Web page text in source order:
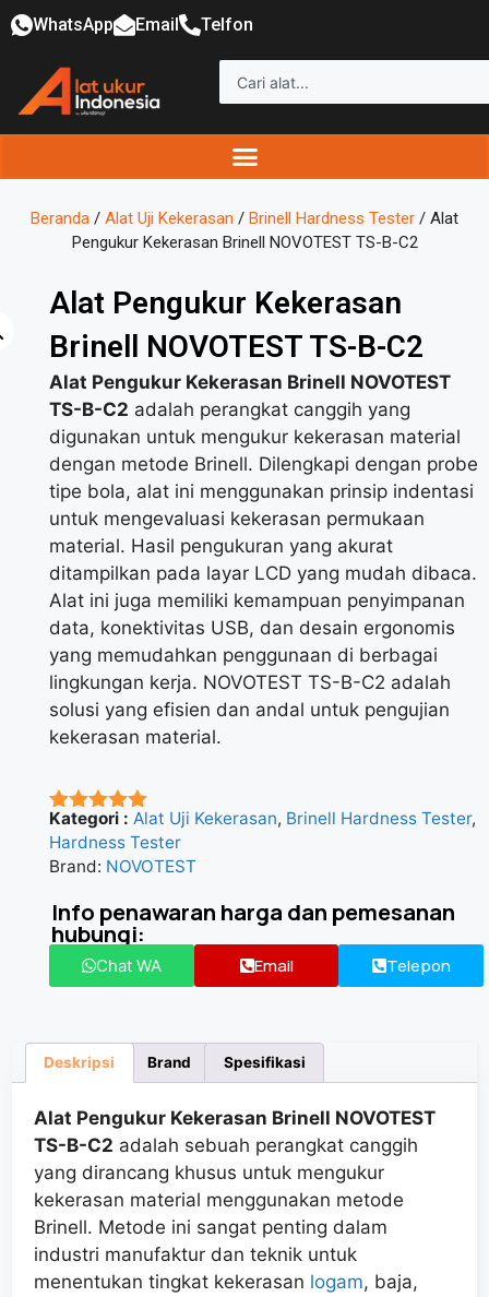
WhatsApp Email Telfon
Beranda / Alat Uji Kekerasan / Brinell Hardness Tester / Alat
Pengukur Kekerasan Brinell NOVOTEST TS-B-C2
Alat Pengukur Kekerasan
Brinell NOVOTEST TS-B-C2
Alat Pengukur Kekerasan Brinell NOVOTEST
TS-B-C2 adalah perangkat canggih yang
digunakan untuk mengukur kekerasan material
dengan metode Brinell. Dilengkapi dengan probe
tipe bola, alat ini menggunakan prinsip indentasi
untuk mengevaluasi kekerasan permukaan
material. Hasil pengukuran yang akurat
ditampilkan pada layar LCD yang mudah dibaca.
Alat ini juga memiliki kemampuan penyimpanan
data, konektivitas USB, dan desain ergonomis
yang memudahkan penggunaan di berbagai
lingkungan kerja. NOVOTEST TS-B-C2 adalah
solusi yang efisien dan andal untuk pengujian
kekerasan material.
★★★★★
Kategori : Alat Uji Kekerasan, Brinell Hardness Tester,
Hardness Tester
Brand: NOVOTEST
Info penawaran harga dan pemesanan
hubungi:
Chat WA Email Telepon
Deskripsi Brand Spesifikasi
Alat Pengukur Kekerasan Brinell NOVOTEST
TS-B-C2 adalah sebuah perangkat canggih
yang dirancang khusus untuk mengukur
kekerasan material menggunakan metode
Brinell. Metode ini sangat penting dalam
industri manufaktur dan teknik untuk
menentukan tingkat kekerasan logam, baja,